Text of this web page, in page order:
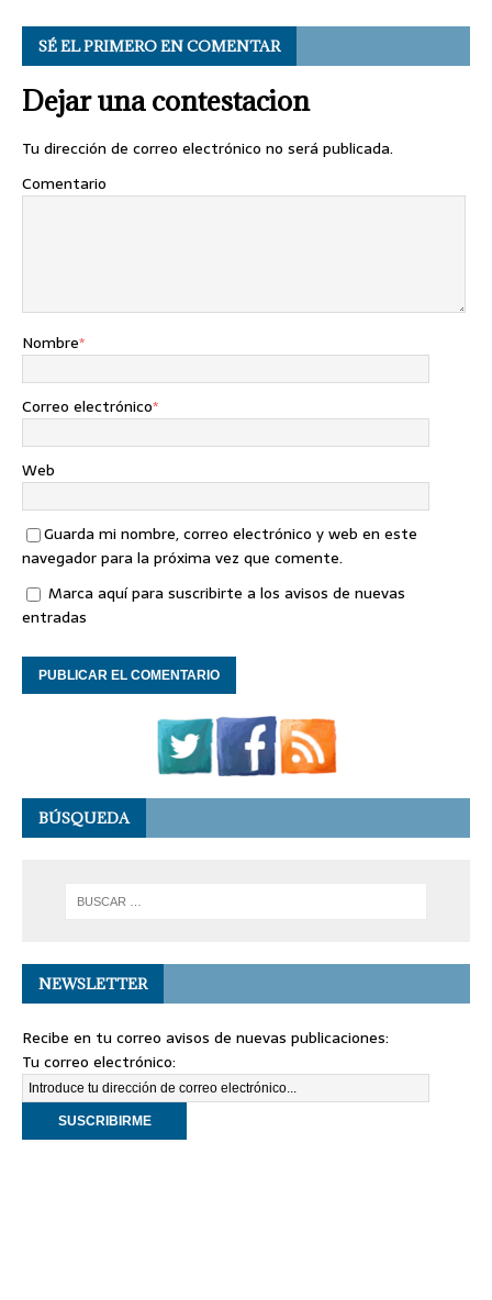
SÉ EL PRIMERO EN COMENTAR
Dejar una contestacion
Tu dirección de correo electrónico no será publicada.
Comentario
Nombre*
Correo electrónico*
Web
Guarda mi nombre, correo electrónico y web en este
navegador para la próxima vez que comente.
Marca aquí para suscribirte a los avisos de nuevas
entradas
BÚSQUEDA
NEWSLETTER
Recibe en tu correo avisos de nuevas publicaciones:
Tu correo electrónico: